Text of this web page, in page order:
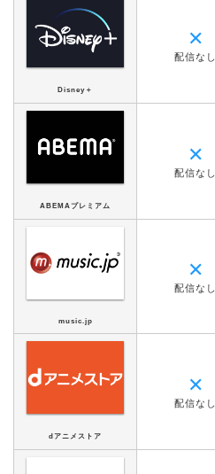
Disney＋
✕
配信なし
ABEMAプレミアム
✕
配信なし
music.jp
✕
配信なし
dアニメストア
✕
配信なし